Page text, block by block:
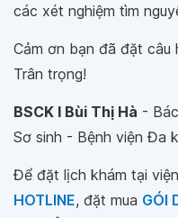
các xét nghiệm tìm
Cảm ơn bạn đã đặt câu
Trân trọng!
BSCK I Bùi Thị Hà -
Sơ sinh - Bệnh viện Đa
Để đặt lịch khám tại
HOTLINE, đặt mua GÓI